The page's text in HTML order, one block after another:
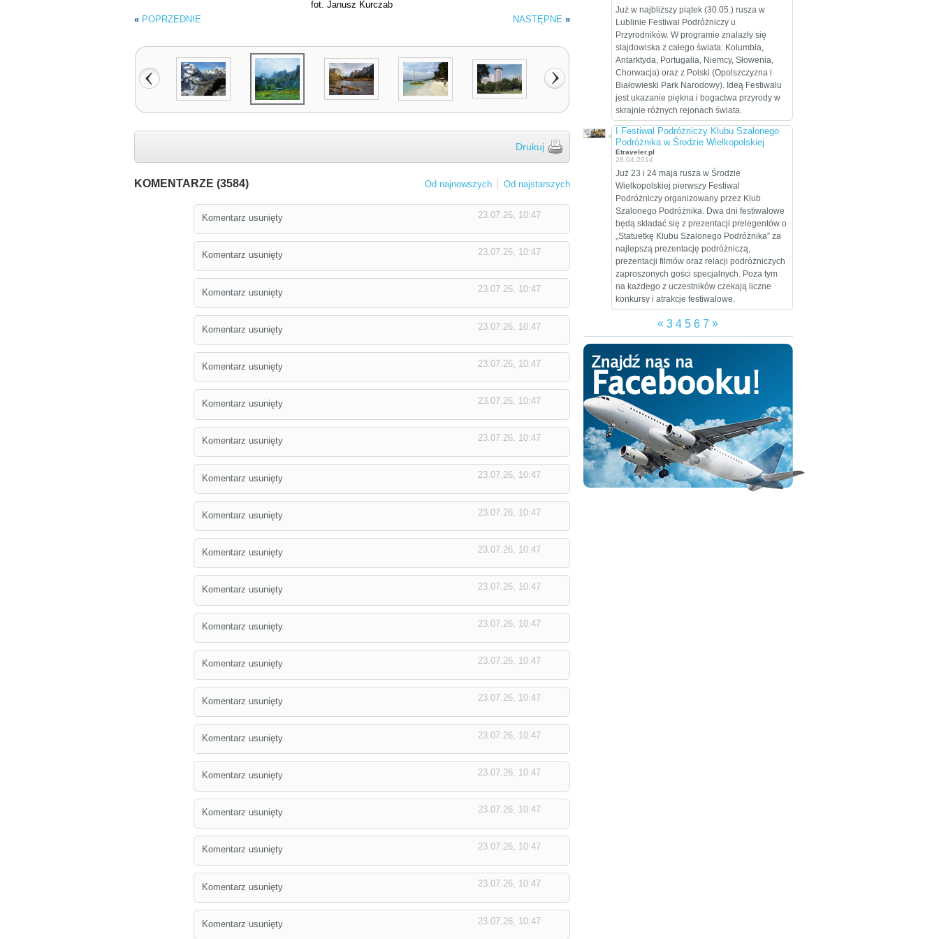
fot. Janusz Kurczab
« POPRZEDNIE NASTĘPNE »
Drukuj
KOMENTARZE (3584) Od najnowszych Od najstarszych
23.07.26, 10:47
Komentarz usunięty
23.07.26, 10:47
Komentarz usunięty
23.07.26, 10:47
Komentarz usunięty
23.07.26, 10:47
Komentarz usunięty
23.07.26, 10:47
Komentarz usunięty
23.07.26, 10:47
Komentarz usunięty
23.07.26, 10:47
Komentarz usunięty
23.07.26, 10:47
Komentarz usunięty
23.07.26, 10:47
Komentarz usunięty
23.07.26, 10:47
Komentarz usunięty
23.07.26, 10:47
Komentarz usunięty
23.07.26, 10:47
Komentarz usunięty
23.07.26, 10:47
Komentarz usunięty
23.07.26, 10:47
Komentarz usunięty
23.07.26, 10:47
Komentarz usunięty
23.07.26, 10:47
Komentarz usunięty
23.07.26, 10:47
Komentarz usunięty
23.07.26, 10:47
Komentarz usunięty
23.07.26, 10:47
Komentarz usunięty
23.07.26, 10:47
Komentarz usunięty
celem są Stany
Zjednoczone, które
zamierzają przejechać
wzdłuż i wszerz w
trakcie dwumiesięcznej
eskapady.
Już w najbliższy piątek (30.05.) rusza w
Lublinie Festiwal Podróżniczy u
Przyrodników. W programie znalazły się
slajdowiska z całego świata: Kolumbia,
Antarktyda, Portugalia, Niemcy, Słowenia,
Chorwacja) oraz z Polski (Opolszczyzna i
Białowieski Park Narodowy). Ideą Festiwalu
jest ukazanie piękna i bogactwa przyrody w
skrajnie różnych rejonach świata.
I Festiwal Podróżniczy Klubu Szalonego
Podróżnika w Środzie Wielkopolskiej
Etraveler.pl
28.04.2014
Już 23 i 24 maja rusza w Środzie
Wielkopolskiej pierwszy Festiwal
Podróżniczy organizowany przez Klub
Szalonego Podróżnika. Dwa dni festiwalowe
będą składać się z prezentacji prelegentów o
„Statuetkę Klubu Szalonego Podróżnika” za
najlepszą prezentację podróżniczą,
prezentacji filmów oraz relacji podróżniczych
zaproszonych gości specjalnych. Poza tym
na każdego z uczestników czekają liczne
konkursy i atrakcje festiwalowe.
« 3 4 5 6 7 »